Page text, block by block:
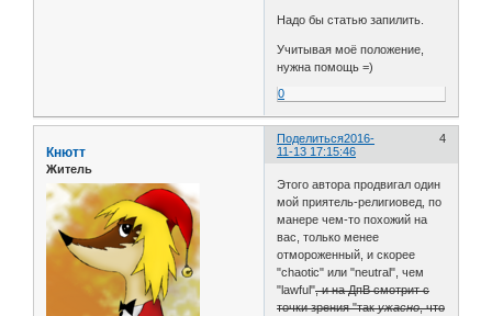
Надо бы статью запилить.
Учитывая моё положение,
нужна помощь =)
0
Поделиться 4
2016-
11-13 17:15:46
Кнютт
Житель
Этого автора продвигал один
мой приятель-религиовед, по
манере чем-то похожий на
вас, только менее
отмороженный, и скорее
"chaotic" или "neutral", чем
"lawful", и на ДпВ смотрит с
точки зрения "такужасно, что